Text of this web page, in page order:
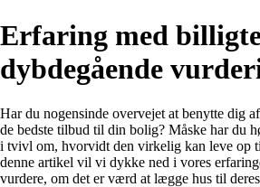
Erfaring med
dybdegående
Har du nogensinde overvejet at benytte dig
de bedste tilbud til din bolig? Måske har du
i tvivl om, hvorvidt den virkelig kan leve op
denne artikel vil vi dykke ned i vores
vurdere, om det er værd at lægge hus til deres